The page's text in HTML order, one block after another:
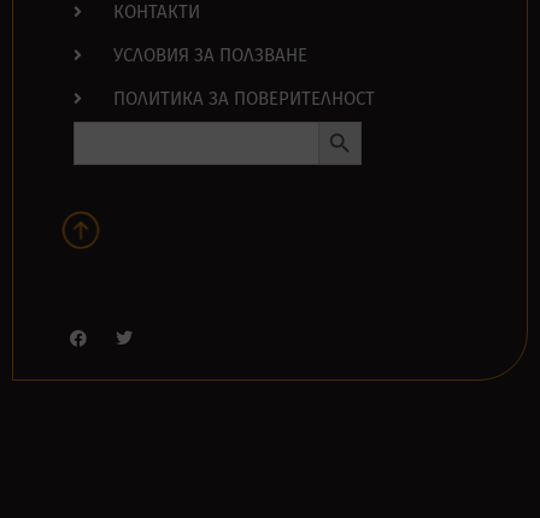
КОНТАКТИ
УСЛОВИЯ ЗА ПОЛЗВАНЕ
ПОЛИТИКА ЗА ПОВЕРИТЕЛНОСТ
Search Button